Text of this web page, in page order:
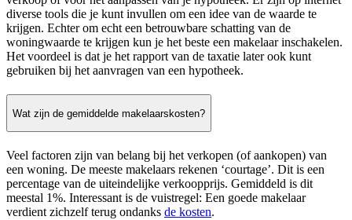
diverse tools die je kunt invullen om een idee van de waarde te
krijgen. Echter om echt een betrouwbare schatting van de
woningwaarde te krijgen kun je het beste een makelaar inschakelen.
Het voordeel is dat je het rapport van de taxatie later ook kunt
gebruiken bij het aanvragen van een hypotheek.
Wat zijn de gemiddelde makelaarskosten?
Veel factoren zijn van belang bij het verkopen (of aankopen) van
een woning. De meeste makelaars rekenen ‘courtage’. Dit is een
percentage van de uiteindelijke verkoopprijs. Gemiddeld is dit
meestal 1%. Interessant is de vuistregel: Een goede makelaar
verdient zichzelf terug ondanks de kosten.